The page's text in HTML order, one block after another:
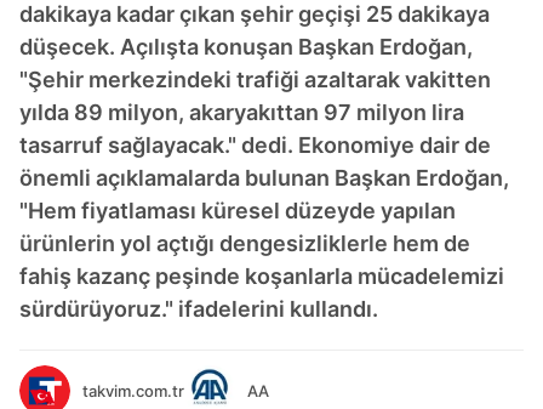
dakikaya kadar çıkan şehir geçişi 25 dakikaya
düşecek. Açılışta konuşan Başkan Erdoğan,
"Şehir merkezindeki trafiği azaltarak vakitten
yılda 89 milyon, akaryakıttan 97 milyon lira
tasarruf sağlayacak." dedi. Ekonomiye dair de
önemli açıklamalarda bulunan Başkan Erdoğan,
"Hem fiyatlaması küresel düzeyde yapılan
ürünlerin yol açtığı dengesizliklerle hem de
fahiş kazanç peşinde koşanlarla mücadelemizi
sürdürüyoruz." ifadelerini kullandı.
takvim.com.tr AA